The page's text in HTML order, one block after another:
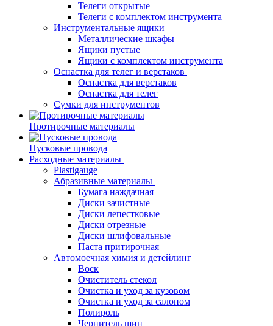
Телеги открытые
Телеги с комплектом инструмента
Инструментальные ящики
Металлические шкафы
Ящики пустые
Ящики с комплектом инструмента
Оснастка для телег и верстаков
Оснастка для верстаков
Оснастка для телег
Сумки для инструментов
Протирочные материалы
Пусковые провода
Расходные материалы
Plastigauge
Абразивные материалы
Бумага наждачная
Диски зачистные
Диски лепестковые
Диски отрезные
Диски шлифовальные
Паста притирочная
Автомоечная химия и детейлинг
Воск
Очиститель стекол
Очистка и уход за кузовом
Очистка и уход за салоном
Полироль
Чернитель шин